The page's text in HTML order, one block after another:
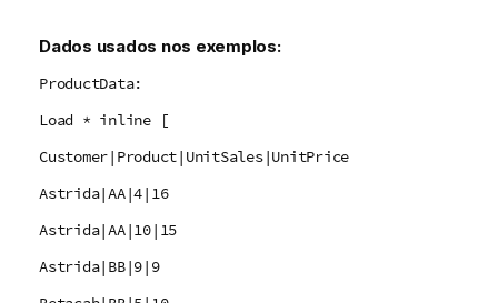
Dados usados nos exemplos:
ProductData:
Load * inline [
Customer|Product|UnitSales|UnitPrice
Astrida|AA|4|16
Astrida|AA|10|15
Astrida|BB|9|9